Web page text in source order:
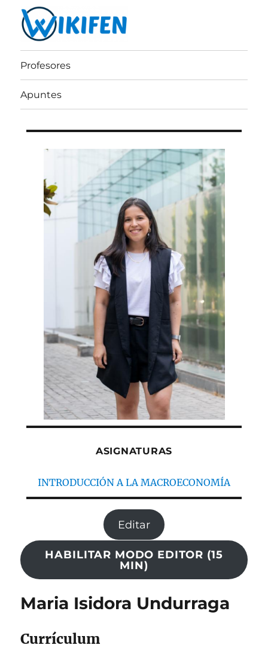
Wikifen
Profesores
Apuntes
Maria Isidora Undurraga
Currículum
ASIGNATURAS
INTRODUCCIÓN A LA MACROECONOMÍA
Editar
HABILITAR MODO EDITOR (15
MIN)